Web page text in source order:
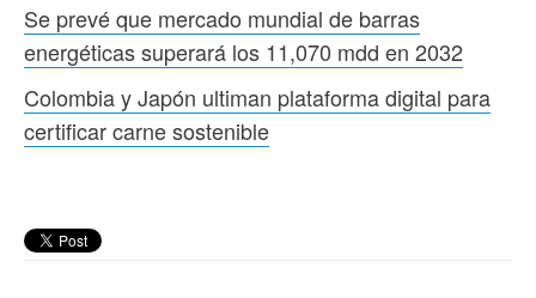
Se prevé que mercado mundial de barras
energéticas superará los 11,070 mdd en 2032
Colombia y Japón ultiman plataforma digital para
certificar carne sostenible